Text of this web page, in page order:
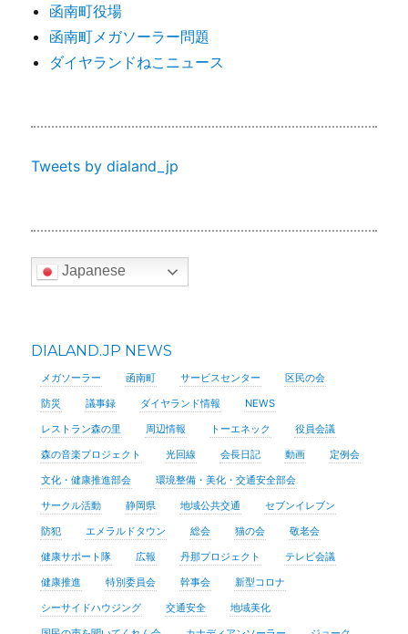
函南町役場
函南町メガソーラー問題
ダイヤランドねこニュース
Tweets by dialand_jp
Japanese
DIALAND.JP NEWS
メガソーラー 函南町 サービスセンター
区民の会
防災
議事録 ダイヤランド情報
NEWS
レストラン森の里
周辺情報 トーエネック
役員会議
森の音楽プロジェクト
光回線 会長日記 動画
定例会
文化・健康推進部会
環境整備・美化・交通安全部会
サークル活動
静岡県 地域公共交通
セブンイレブン
防犯
エメラルドタウン 総会 猫の会
敬老会
健康サポート隊
広報 丹那プロジェクト
テレビ会議
健康推進
特別委員会 幹事会
新型コロナ
シーサイドハウジング
交通安全
地域美化